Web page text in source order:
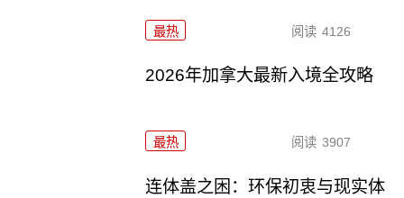
最热 阅读 4126
2026年加拿大最新入境全攻略
最热 阅读 3907
连体盖之困：环保初衷与现实体